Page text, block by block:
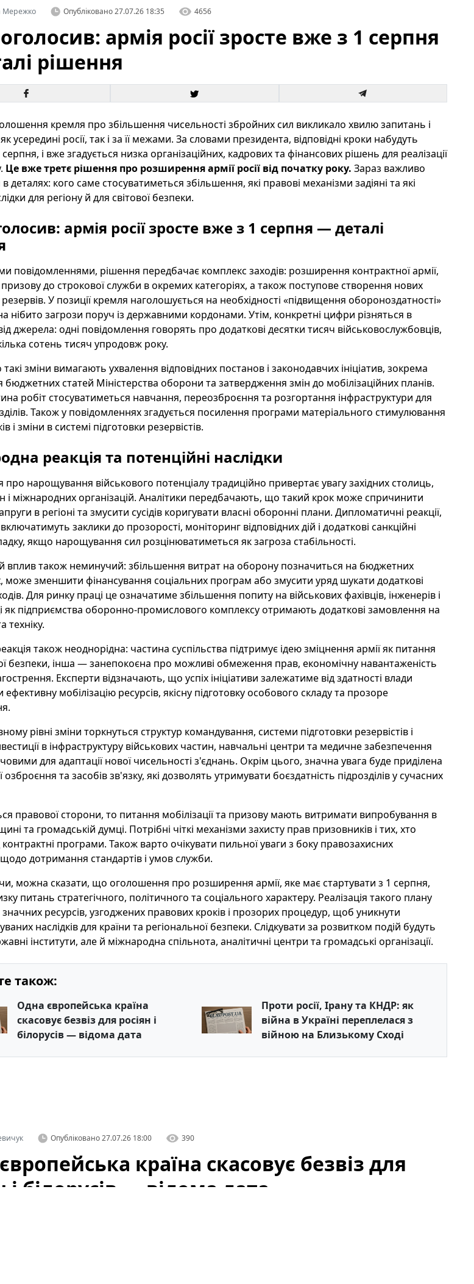
Мережко Опубліковано27.07.26 18:35 4656
армія росії зросте вже з 1 серпня
рішення
кремля про збільшення чисельності збройних сил викликало хвилю запитань і
усередині росії, так і за її межами. За словами президента, відповідні кроки набудуть
і вже згадується низка організаційних, кадрових та фінансових рішень для реалізації
Це вже третє рішення про розширення армії росії від початку року. Зараз важливо
деталях: кого саме стосуватиметься збільшення, які правові механізми задіяні та які
для регіону й для світової безпеки.
армія росії зросте вже з 1 серпня — деталі
повідомленнями, рішення передбачає комплекс заходів: розширення контрактної армії,
до строкової служби в окремих категоріях, а також поступове створення нових
резервів. У позиції кремля наголошується на необхідності «підвищення обороноздатності»
нібито загрози поруч із державними кордонами. Утім, конкретні цифри різняться в
джерела: одні повідомлення говорять про додаткові десятки тисяч військовослужбовців,
сотень тисяч упродовж року.
зміни вимагають ухвалення відповідних постанов і законодавчих ініціатив, зокрема
бюджетних статей Міністерства оборони та затвердження змін до мобілізаційних планів.
робіт стосуватиметься навчання, переозброєння та розгортання інфраструктури для
Також у повідомленнях згадується посилення програми матеріального стимулювання
і зміни в системі підготовки резервістів.
реакція та потенційні наслідки
нарощування військового потенціалу традиційно привертає увагу західних столиць,
і міжнародних організацій. Аналітики передбачають, що такий крок може спричинити
в регіоні та змусити сусідів коригувати власні оборонні плани. Дипломатичні реакції,
заклики до прозорості, моніторинг відповідних дій і додаткові санкційні
якщо нарощування сил розцінюватиметься як загроза стабільності.
вплив також неминучий: збільшення витрат на оборону позначиться на бюджетних
може зменшити фінансування соціальних програм або змусити уряд шукати додаткові
Для ринку праці це означатиме збільшення попиту на військових фахівців, інженерів і
як підприємства оборонно-промислового комплексу отримають додаткові замовлення на
техніку.
також неоднорідна: частина суспільства підтримує ідею зміцнення армії як питання
безпеки, інша — занепокоєна про можливі обмеження прав, економічну навантаженість
Експерти відзначають, що успіх ініціативи залежатиме від здатності влади
мобілізацію ресурсів, якісну підготовку особового складу та прозоре
рівні зміни торкнуться структур командування, системи підготовки резервістів і
в інфраструктуру військових частин, навчальні центри та медичне забезпечення
для адаптації нової чисельності з'єднань. Окрім цього, значна увага буде приділена
озброєння та засобів зв'язку, які дозволять утримувати боєздатність підрозділів у сучасних
правової сторони, то питання мобілізації та призову мають витримати випробування в
та громадській думці. Потрібні чіткі механізми захисту прав призовників і тих, хто
контрактні програми. Також варто очікувати пильної уваги з боку правозахисних
щодо дотримання стандартів і умов служби.
можна сказати, що оголошення про розширення армії, яке має стартувати з 1 серпня,
питань стратегічного, політичного та соціального характеру. Реалізація такого плану
ресурсів, узгоджених правових кроків і прозорих процедур, щоб уникнути
наслідків для країни та регіональної безпеки. Слідкувати за розвитком подій будуть
інститути, але й міжнародна спільнота, аналітичні центри та громадські організації.
також:
Одна європейська країна
скасовує безвіз для росіян і
білорусів — відома дата
Проти росії, Ірану та КНДР: як
війна в Україні переплелася з
війною на Близькому Сході
Опубліковано27.07.26 18:00 390
країна скасовує безвіз для
і білорусів — відома дата